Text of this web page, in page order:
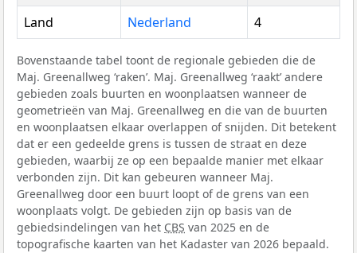
Land Nederland 4
Bovenstaande tabel toont de regionale gebieden die de
Maj. Greenallweg ‘raken’. Maj. Greenallweg ‘raakt’ andere
gebieden zoals buurten en woonplaatsen wanneer de
geometrieën van Maj. Greenallweg en die van de buurten
en woonplaatsen elkaar overlappen of snijden. Dit betekent
dat er een gedeelde grens is tussen de straat en deze
gebieden, waarbij ze op een bepaalde manier met elkaar
verbonden zijn. Dit kan gebeuren wanneer Maj.
Greenallweg door een buurt loopt of de grens van een
woonplaats volgt. De gebieden zijn op basis van de
gebiedsindelingen van het CBS van 2025 en de
topografische kaarten van het Kadaster van 2026 bepaald.